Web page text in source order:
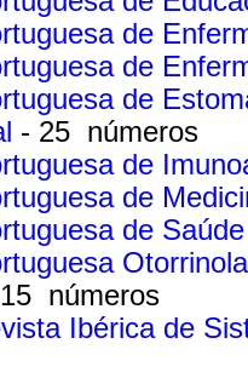
de
de
de
- 25 números
de
de
de
números
Ibérica de